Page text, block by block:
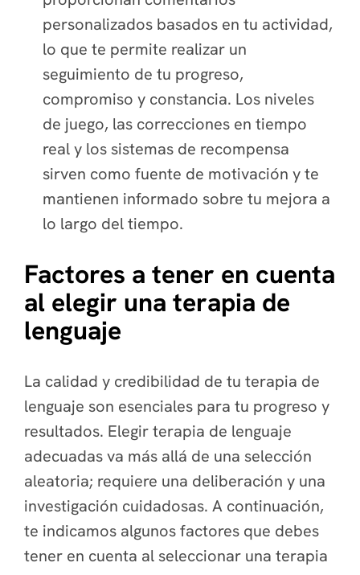
personalizados basados en tu actividad,
lo que te permite realizar un
seguimiento de tu progreso,
compromiso y constancia. Los niveles
de juego, las correcciones en tiempo
real y los sistemas de recompensa
sirven como fuente de motivación y te
mantienen informado sobre tu mejora a
lo largo del tiempo.
Factores a tener en cuenta
al elegir una terapia de
lenguaje
La calidad y credibilidad de tu terapia de
lenguaje son esenciales para tu progreso y
resultados. Elegir terapia de lenguaje
adecuadas va más allá de una selección
aleatoria; requiere una deliberación y una
investigación cuidadosas. A continuación,
te indicamos algunos factores que debes
tener en cuenta al seleccionar una terapia